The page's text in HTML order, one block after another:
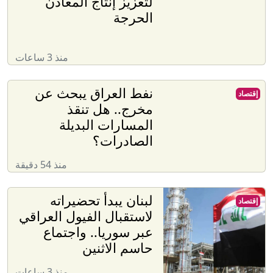
الحرجة
منذ 3 ساعات
نفط العراق يبحث عن
مخرج.. هل تنقذ
المسارات البديلة
الصادرات؟
منذ 54 دقيقة
إقتصاد
لبنان يبدأ تحضيراته
لاستقبال الفيول العراقي
عبر سوريا.. واجتماع
حاسم الاثنين
إقتصاد